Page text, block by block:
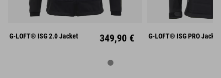
XL XXL
G-LOFT® ISG 2.0 Jacket 349,90 € XL
G-LOFT® ISG PRO Jacket